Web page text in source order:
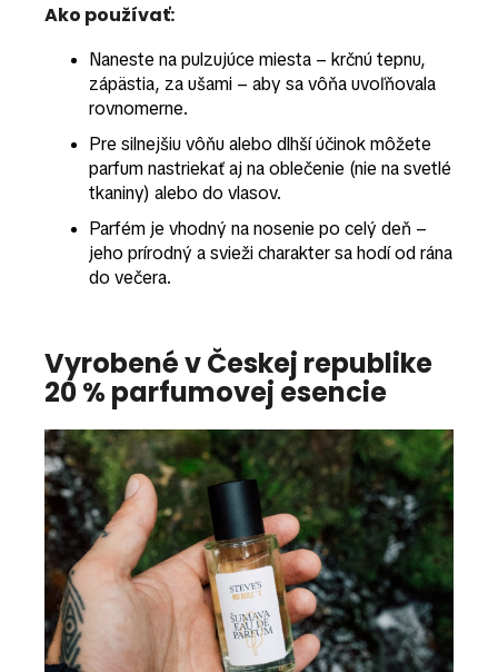
Ako používať:
Naneste na pulzujúce miesta – krčnú tepnu,
zápästia, za ušami – aby sa vôňa uvoľňovala
rovnomerne.
Pre silnejšiu vôňu alebo dlhší účinok môžete
parfum nastriekať aj na oblečenie (nie na svetlé
tkaniny) alebo do vlasov.
Parfém je vhodný na nosenie po celý deň –
jeho prírodný a svieži charakter sa hodí od rána
do večera.
Vyrobené v Českej republike
20 % parfumovej esencie